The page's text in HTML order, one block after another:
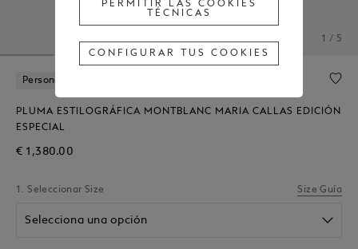
1 / 5
Personalización Gratuita
PLUMA ESTILOGRÁFICA MONTBLANC MARIA CALLAS EDICIÓN
ESPECIAL
€ 1,380.00
1. Seleccionar Size Size Guía
Selecciona una opción
las cookies, haz clic en "Configurar
información, consulta nuestra
Política de cookies.
las cookies mencionadas
técnicas.
PERMITIR LAS COOKIES
TÉCNICAS
CONFIGURAR TUS COOKIES